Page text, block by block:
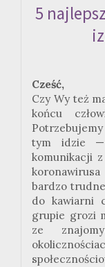
5
Cześć,
Czy Wy też
końcu
tym idzie —
komunikacji
bardzo
do kawiarni
grupie grozi
ze